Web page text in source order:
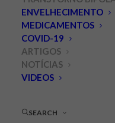
ENVELHECIMENTO
MEDICAMENTOS
COVID-19
ARTIGOS
NOTÍCIAS
VIDEOS
SEARCH
JANEIRO 25, 2011 | IN
DEPRESSÃO
| BYLEONARDO
O termoangústia
significa “medo”. De
angústia como um
pudesse lhes